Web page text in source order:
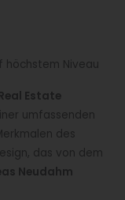
höchstem Niveau
Estate
umfassenden
des
das von dem
Neudahm